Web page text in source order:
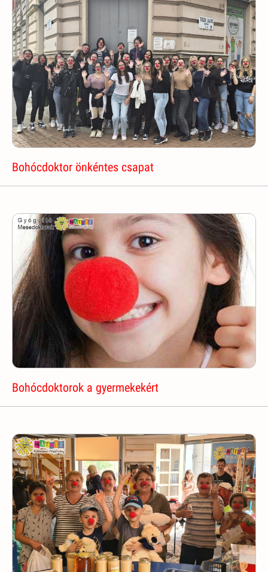
Bohócdoktor önkéntes csapat
Bohócdoktorok a gyermekekért